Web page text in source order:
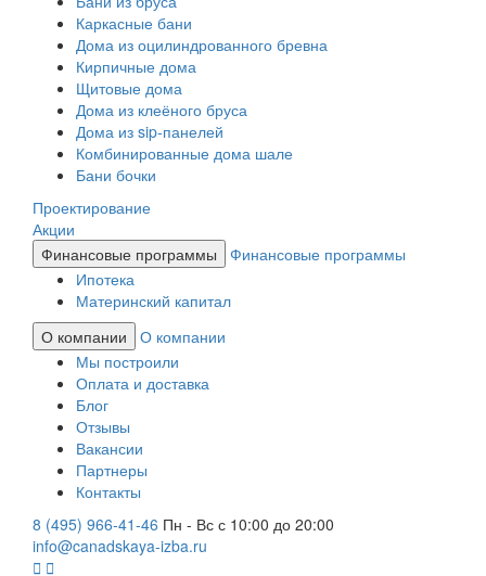
Каркасные бани
Дома из оцилиндрованного бревна
Кирпичные дома
Щитовые дома
Дома из клеёного бруса
Дома из sip-панелей
Комбинированные дома шале
Бани бочки
Проектирование
Акции
Финансовые программы
Финансовые программы
Ипотека
Материнский капитал
О компании
О компании
Мы построили
Оплата и доставка
Блог
Отзывы
Вакансии
Партнеры
Контакты
8 (495) 966-41-46 Пн - Вс с 10:00 до 20:00
info@canadskaya-izba.ru